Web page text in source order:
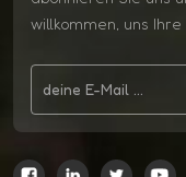
willkommen, uns